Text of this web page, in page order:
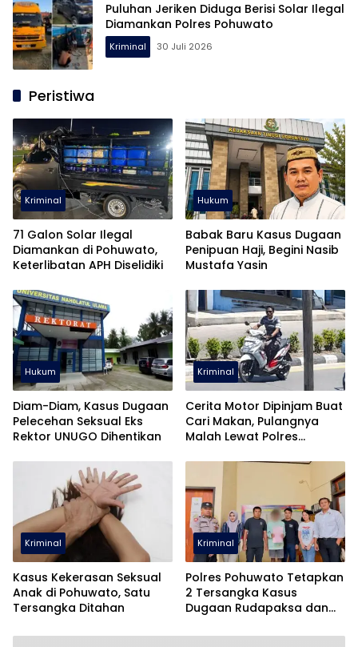
Puluhan Jeriken Diduga Berisi Solar Ilegal
Diamankan Polres Pohuwato
Kriminal 30 Juli 2026
Peristiwa
Kriminal
71 Galon Solar Ilegal
Diamankan di Pohuwato,
Keterlibatan APH Diselidiki
Hukum
Babak Baru Kasus Dugaan
Penipuan Haji, Begini Nasib
Mustafa Yasin
Hukum
Diam-Diam, Kasus Dugaan
Pelecehan Seksual Eks
Rektor UNUGO Dihentikan
Kriminal
Cerita Motor Dipinjam Buat
Cari Makan, Pulangnya
Malah Lewat Polres
Kriminal
Kasus Kekerasan Seksual
Anak di Pohuwato, Satu
Tersangka Ditahan
Kriminal
Polres Pohuwato Tetapkan
2 Tersangka Kasus
Dugaan Rudapaksa dan